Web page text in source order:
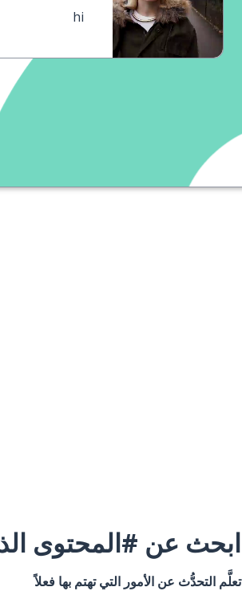
hi
ابحث عن #المحتوى
تعلَّم التحدُّث عن الأمور التي تهتم بها فعلاً